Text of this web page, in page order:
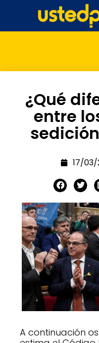
¿Qué
entre
17/03/
A continuación